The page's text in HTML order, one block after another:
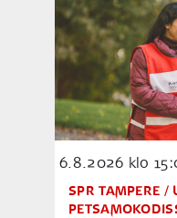
6.8.2026 klo
SPR TAMPERE /